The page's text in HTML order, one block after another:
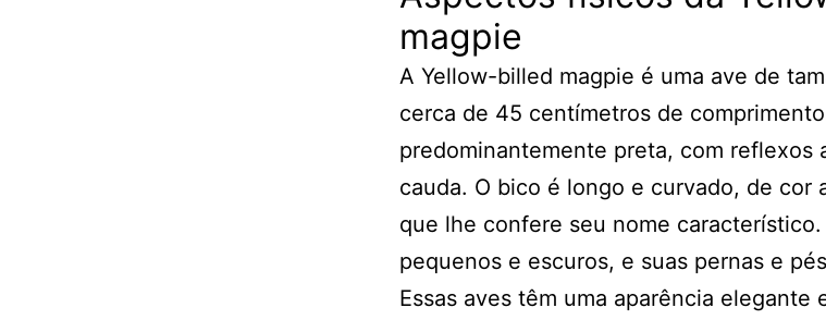
magpie
A Yellow-billed magpie é uma ave de
cerca de 45 centímetros de
predominantemente preta, com reflexos
cauda. O bico é longo e curvado, de cor
que lhe confere seu nome
pequenos e escuros, e suas pernas e
Essas aves têm uma aparência elegante